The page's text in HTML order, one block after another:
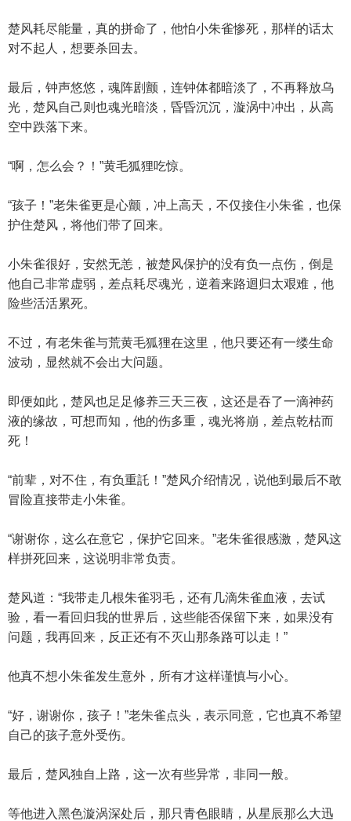
楚风耗尽能量，真的拼命了，他怕小朱雀惨死，那样的话太
对不起人，想要杀回去。
最后，钟声悠悠，魂阵剧颤，连钟体都暗淡了，不再释放乌
光，楚风自己则也魂光暗淡，昏昏沉沉，漩涡中冲出，从高
空中跌落下来。
“啊，怎么会？！”黄毛狐狸吃惊。
“孩子！”老朱雀更是心颤，冲上高天，不仅接住小朱雀，也保
护住楚风，将他们带了回来。
小朱雀很好，安然无恙，被楚风保护的没有负一点伤，倒是
他自己非常虚弱，差点耗尽魂光，逆着来路迴归太艰难，他
险些活活累死。
不过，有老朱雀与荒黄毛狐狸在这里，他只要还有一缕生命
波动，显然就不会出大问题。
即便如此，楚风也足足修养三天三夜，这还是吞了一滴神药
液的缘故，可想而知，他的伤多重，魂光将崩，差点乾枯而
死！
“前辈，对不住，有负重託！”楚风介绍情况，说他到最后不敢
冒险直接带走小朱雀。
“谢谢你，这么在意它，保护它回来。”老朱雀很感激，楚风这
样拼死回来，这说明非常负责。
楚风道：“我带走几根朱雀羽毛，还有几滴朱雀血液，去试
验，看一看回归我的世界后，这些能否保留下来，如果没有
问题，我再回来，反正还有不灭山那条路可以走！”
他真不想小朱雀发生意外，所有才这样谨慎与小心。
“好，谢谢你，孩子！”老朱雀点头，表示同意，它也真不希望
自己的孩子意外受伤。
最后，楚风独自上路，这一次有些异常，非同一般。
等他进入黑色漩涡深处后，那只青色眼睛，从星辰那么大迅